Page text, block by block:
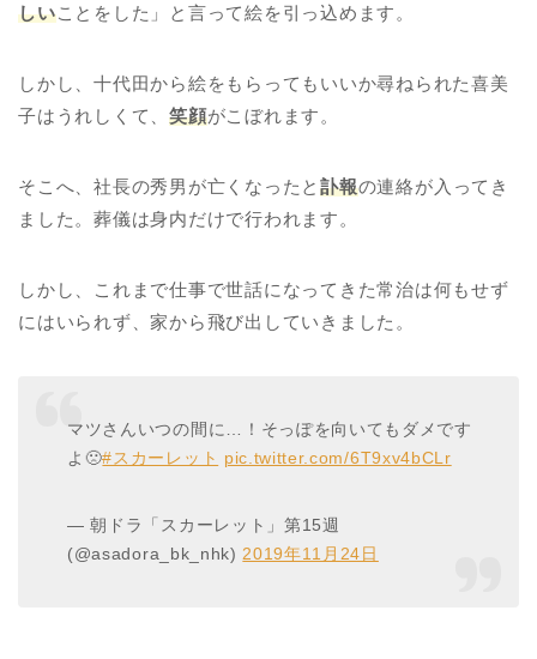
しいことをした」と言って絵を引っ込めます。
しかし、十代田から絵をもらってもいいか尋ねられた喜美
子はうれしくて、笑顔がこぼれます。
そこへ、社長の秀男が亡くなったと訃報の連絡が入ってき
ました。葬儀は身内だけで行われます。
しかし、これまで仕事で世話になってきた常治は何もせず
にはいられず、家から飛び出していきました。
マツさんいつの間に…！そっぽを向いてもダメです
よ🙁#スカーレット pic.twitter.com/6T9xv4bCLr
— 朝ドラ「スカーレット」第15週
(@asadora_bk_nhk) 2019年11月24日